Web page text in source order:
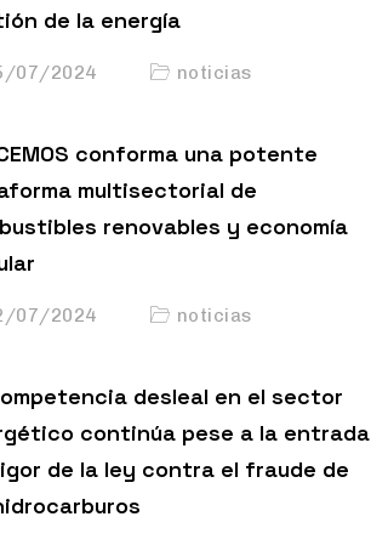
de la energía
07/2024 noticias
conforma una potente
multisectorial de
renovables y economía
07/2024 noticias
desleal en el sector
continúa pese a la entrada
de la ley contra el fraude de